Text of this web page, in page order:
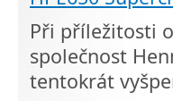
Při příležitosti
společnost
tentokrát